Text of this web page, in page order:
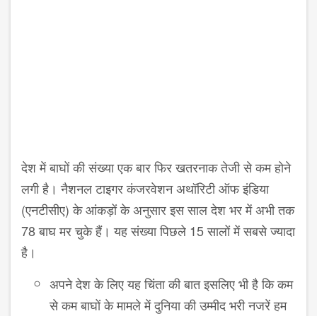
देश में बाघों की संख्या एक बार फिर खतरनाक तेजी से कम होने
लगी है। नैशनल टाइगर कंजरवेशन अथॉरिटी ऑफ इंडिया
(एनटीसीए) के आंकड़ों के अनुसार इस साल देश भर में अभी तक
78 बाघ मर चुके हैं। यह संख्या पिछले 15 सालों में सबसे ज्यादा
है।
अपने देश के लिए यह चिंता की बात इसलिए भी है कि कम
से कम बाघों के मामले में दुनिया की उम्मीद भरी नजरें हम